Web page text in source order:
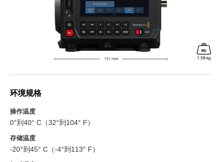
环境规格
操作温度
0°到40° C（32°到104° F）
存储温度
-20°到45° C（-4°到113° F）